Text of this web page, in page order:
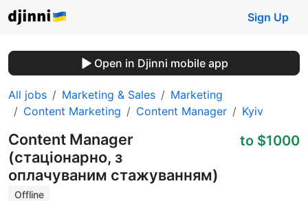
Sign Up
Open in Djinni mobile app
All jobs Marketing & Sales
Marketing
Content Marketing
Content Manager Kyiv
Content Manager
(стаціонарно, з
оплачуваним стажуванням)
Offline
to $1000